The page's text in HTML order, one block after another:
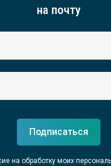
на почту
Подписаться
на обработку моих